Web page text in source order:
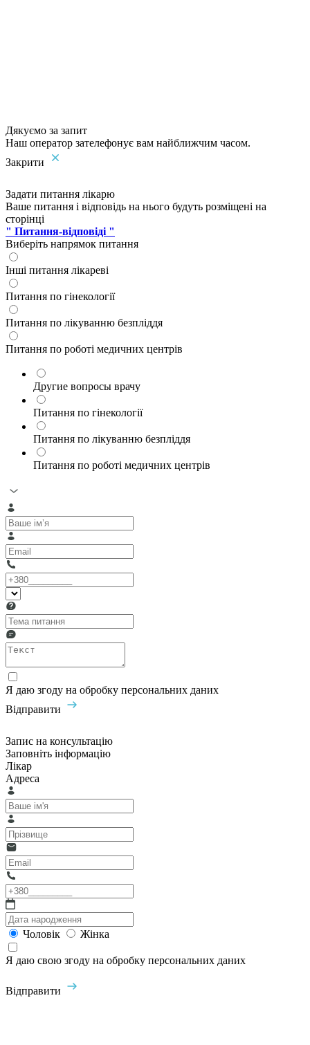
Дякуємо за запит
Наш оператор зателефонує вам найближчим часом.
Закрити
Задати питання лікарю
Ваше питання і відповідь на нього будуть розміщені на
сторінці
" Питання-відповіді "
Виберіть напрямок питання
Інші питання лікареві
Питання по гінекології
Питання по лікуванню безпліддя
Питання по роботі медичних центрів
Другие вопросы врачу
Питання по гінекології
Питання по лікуванню безпліддя
Питання по роботі медичних центрів
Я даю згоду на обробку персональних даних
Відправити
Запис на консультацію
Заповніть інформацію
Лікар
Адреса
Чоловік Жінка
Я даю свою згоду на обробку персональних даних
Відправити